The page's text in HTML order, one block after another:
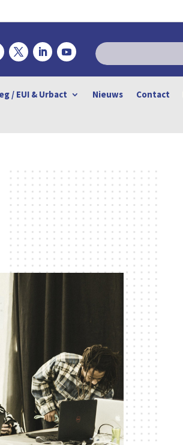
/ EUI & Urbact Nieuws Contact